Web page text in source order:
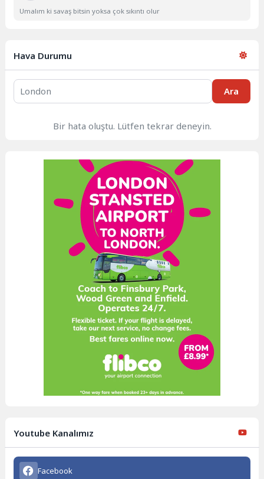
Umalım ki savaş bitsin yoksa çok sıkıntı olur
Hava Durumu
Ara
Bir hata oluştu. Lütfen tekrar deneyin.
Youtube Kanalımız
Facebook